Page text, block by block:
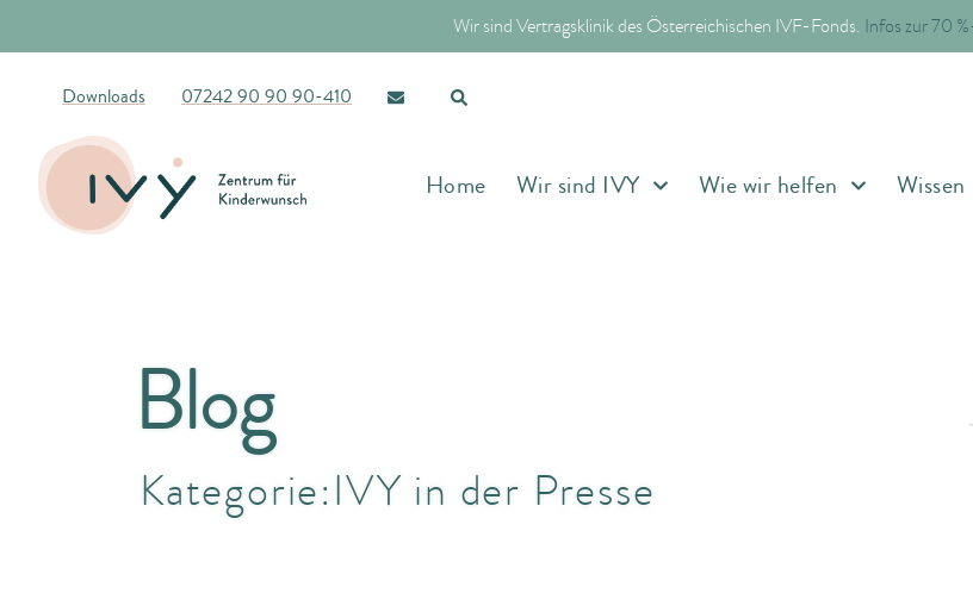
Wir sind Vertragsklinik des Österreichischen IVF-Fonds. Infos zur 70
Downloads 07242 90 90 90-410
Home Wir sind IVY Wie wir helfen Wissen
Blog
Kategorie:IVY in der Presse